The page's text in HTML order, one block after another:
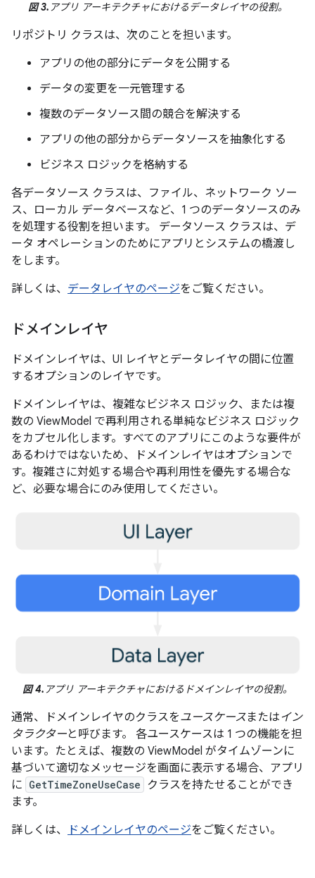
図 3.アプリ アーキテクチャにおけるデータレイヤの役割。
リポジトリ クラスは、次のことを担います。
アプリの他の部分にデータを公開する
データの変更を一元管理する
複数のデータソース間の競合を解決する
アプリの他の部分からデータソースを抽象化する
ビジネス ロジックを格納する
各データソース クラスは、ファイル、ネットワーク ソー
ス、ローカル データベースなど、1 つのデータソースのみ
を処理する役割を担います。 データソース クラスは、デ
ータ オペレーションのためにアプリとシステムの橋渡し
をします。
詳しくは、 データレイヤのページをご覧ください。
ドメインレイヤ
ドメインレイヤは、UI レイヤとデータレイヤの間に位置
するオプションのレイヤです。
ドメインレイヤは、複雑なビジネス ロジック、または複
数の ViewModel で再利用される単純なビジネス ロジック
をカプセル化します。すべてのアプリにこのような要件が
あるわけではないため、ドメインレイヤはオプションで
す。複雑さに対処する場合や再利用性を優先する場合な
ど、必要な場合にのみ使用してください。
図 4.アプリ アーキテクチャにおけるドメインレイヤの役割。
通常、ドメインレイヤのクラスをユースケースまたは イン
タラクターと呼びます。 各ユースケースは 1 つの機能を担
います。たとえば、複数の ViewModel がタイムゾーンに
基づいて適切なメッセージを画面に表示する場合、アプリ
に GetTimeZoneUseCase
クラスを持たせることができ
ます。
詳しくは、
ドメインレイヤのページをご覧ください。